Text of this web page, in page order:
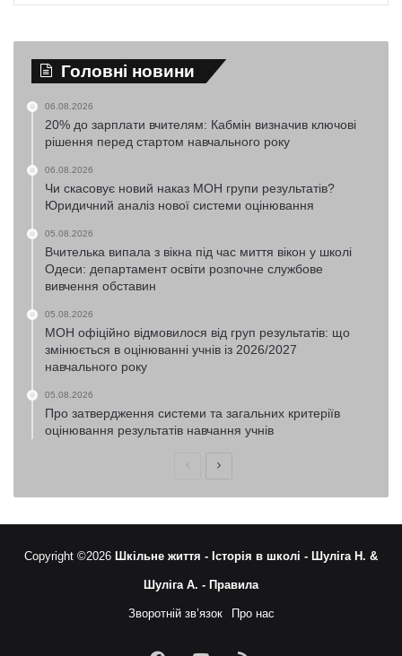
Головні новини
06.08.2026
20% до зарплати вчителям: Кабмін визначив ключові
рішення перед стартом навчального року
06.08.2026
Чи скасовує новий наказ МОН групи результатів?
Юридичний аналіз нової системи оцінювання
05.08.2026
Вчителька випала з вікна під час миття вікон у школі
Одеси: департамент освіти розпочне службове
вивчення обставин
05.08.2026
МОН офіційно відмовилося від груп результатів: що
змінюється в оцінюванні учнів із 2026/2027
навчального року
05.08.2026
Про затвердження системи та загальних критеріїв
оцінювання результатів навчання учнів
ПопередняНаступна
Copyright ©2026 Шкільне життя - Історія в школі - Шуліга Н. &
Шуліга А. - Правила
Зворотній зв’язок Про нас